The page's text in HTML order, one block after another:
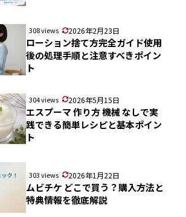
308 views 2026年2月23日
ローション捨て方完全ガイド使用
後の処理手順と注意すべきポイン
ト
304 views 2026年5月15日
エスプーマ 作り方 機械 なしで実
践できる簡単レシピと基本ポイン
ト
303 views 2026年1月22日
ムビチケ どこで買う？購入方法と
特典情報を徹底解説